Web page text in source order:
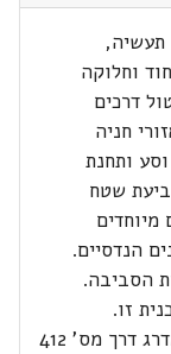
תעשיה,
וחלוקה
דרכים
חניה
ותחנת
שטח
מיוחדים
הנדסיים.
הסביבה.
זו.
ט.קביעת זכויות ומגבלות בניה. י.שינוי מדרג דרך מס' 412